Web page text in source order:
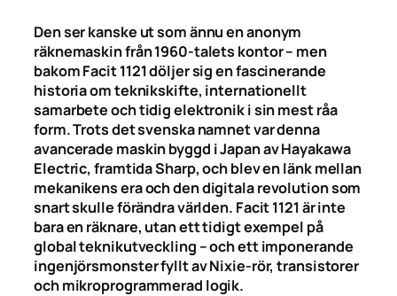
Den ser kanske ut som ännu en anonym
räknemaskin från 1960-talets kontor – men
bakom Facit 1121 döljer sig en fascinerande
historia om teknikskifte, internationellt
samarbete och tidig elektronik i sin mest råa
form. Trots det svenska namnet var denna
avancerade maskin byggd i Japan av Hayakawa
Electric, framtida Sharp, och blev en länk mellan
mekanikens era och den digitala revolution som
snart skulle förändra världen. Facit 1121 är inte
bara en räknare, utan ett tidigt exempel på
global teknikutveckling – och ett imponerande
ingenjörsmonster fyllt av Nixie-rör, transistorer
och mikroprogrammerad logik.